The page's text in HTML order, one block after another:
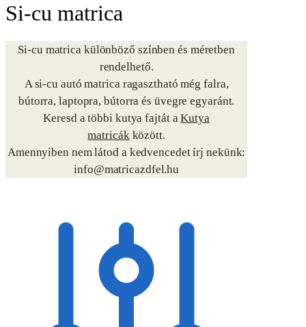
Si-cu matrica
Si-cu matrica különböző színben és méretben
rendelhető.
A si-cu autó matrica ragasztható még falra,
bútorra, laptopra, bútorra és üvegre egyaránt.
Keresd a többi kutya fajtát aKutya
matricákközött.
Amennyiben nem látod a kedvencedet írj nekünk:
info@matricazdfel.hu